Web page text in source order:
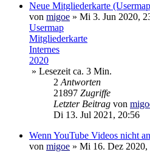
Neue Mitgliederkarte
von migoe » Mi 3. Jun 2020,
Usermap
Mitgliederkarte
Internes
2020
» Lesezeit ca. 3 Min.
2Antworten
21897 Zugriffe
Letzter Beitrag von
Di 13. Jul 2021, 20:56
Wenn YouTube Videos nicht
von migoe » Mi 16. Dez 2020,